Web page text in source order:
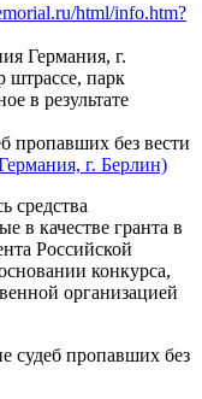
html/info.htm?
Германия, г.
штрассе, парк
в результате
пропавших без вести
г. Берлин)
средства
в качестве гранта в
Российской
конкурса,
организацией
судеб пропавших без